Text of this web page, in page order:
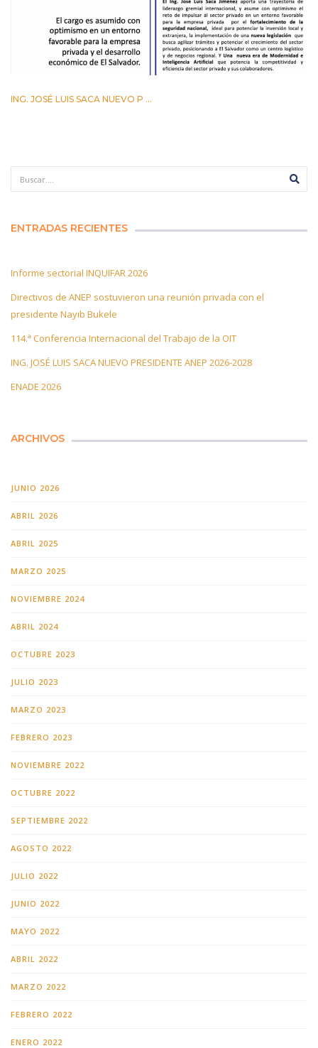
ING. JOSÉ LUIS SACA NUEVO P ...
ENTRADAS RECIENTES
Informe sectorial INQUIFAR 2026
Directivos de ANEP sostuvieron una reunión privada con el
presidente Nayib Bukele
114.ª Conferencia Internacional del Trabajo de la OIT
ING. JOSÉ LUIS SACA NUEVO PRESIDENTE ANEP 2026-2028
ENADE 2026
ARCHIVOS
JUNIO 2026
ABRIL 2026
ABRIL 2025
MARZO 2025
NOVIEMBRE 2024
ABRIL 2024
OCTUBRE 2023
JULIO 2023
MARZO 2023
FEBRERO 2023
NOVIEMBRE 2022
OCTUBRE 2022
SEPTIEMBRE 2022
AGOSTO 2022
JULIO 2022
JUNIO 2022
MAYO 2022
ABRIL 2022
MARZO 2022
FEBRERO 2022
ENERO 2022